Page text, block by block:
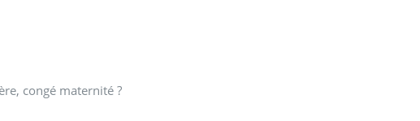
congé maternité ?